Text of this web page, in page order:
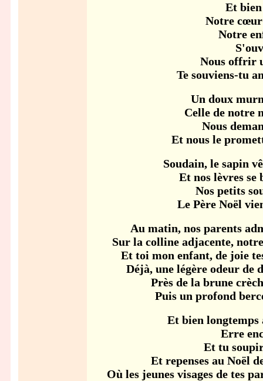
Et
Notre
Notre
Nous offrir
Te souviens-tu
Un doux
Celle de notre
Nous
Et nous le
Soudain, le sapin
Et nos lèvres
Nos petits
Le Père Noël
Au matin, nos parents
Sur la colline adjacente,
Et toi mon enfant, de joie
Déjà, une légère odeur
Près de la brune
Puis un profond
Et bien longtemps
Erre
Et tu
Et repenses au Noël
Où les jeunes visages de tes